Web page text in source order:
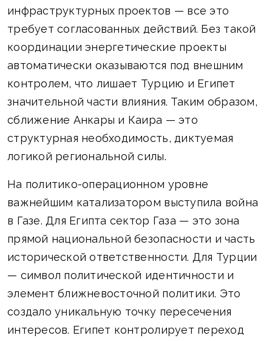
инфраструктурных проектов — все это
требует согласованных действий. Без такой
координации энергетические проекты
автоматически оказываются под внешним
контролем, что лишает Турцию и Египет
значительной части влияния. Таким образом,
сближение Анкары и Каира — это
структурная необходимость, диктуемая
логикой региональной силы.
На политико-операционном уровне
важнейшим катализатором выступила война
в Газе. Для Египта сектор Газа — это зона
прямой национальной безопасности и часть
исторической ответственности. Для Турции
— символ политической идентичности и
элемент ближневосточной политики. Это
создало уникальную точку пересечения
интересов. Египет контролирует переход